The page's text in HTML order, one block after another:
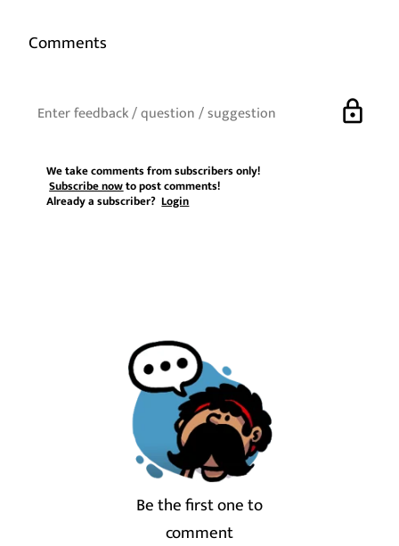
Comments
lock
We take comments from subscribers only!
Subscribe nowto post comments!
Already a subscriber?Login
Be the first one to
comment